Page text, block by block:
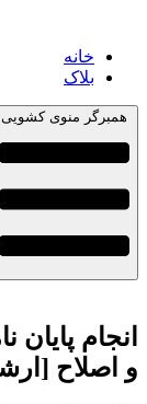
خانه
بلاک
همبرگر منوی کشویی
انجام
و اصلاح